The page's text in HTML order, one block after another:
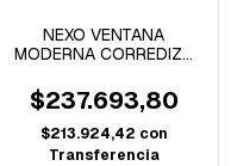
NEXO VENTANA
MODERNA CORREDIZA
1.20x1.00 MTS
$237.693,80
$213.924,42 con
Transferencia